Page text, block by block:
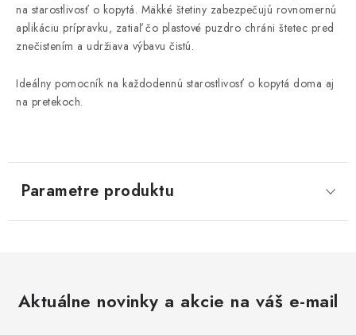
na starostlivosť o kopytá. Mäkké štetiny zabezpečujú rovnomernú
aplikáciu prípravku, zatiaľ čo plastové puzdro chráni štetec pred
znečistením a udržiava výbavu čistú.
Ideálny pomocník na každodennú starostlivosť o kopytá doma aj
na pretekoch.
Parametre produktu
Aktuálne novinky a akcie na váš e-mail